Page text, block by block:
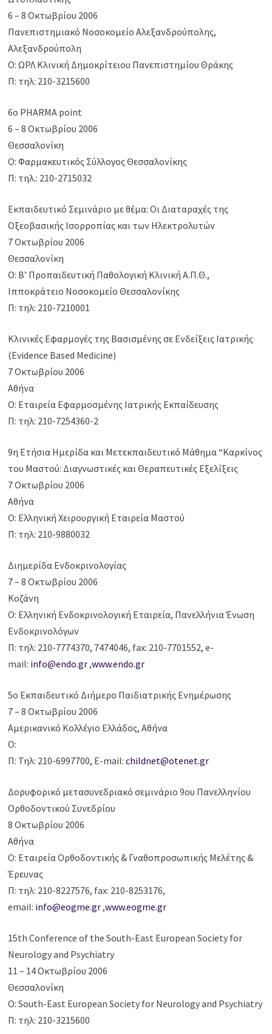
6 – 8 Οκτωβρίου 2006
Πανεπιστημιακό Νοσοκομείο Αλεξανδρούπολης,
Αλεξανδρούπολη
Ο: ΩΡΛ Κλινική Δημοκρίτειου Πανεπιστημίου Θράκης
Π: τηλ: 210-3215600
6ο PHARMA point
6 – 8 Οκτωβρίου 2006
Θεσσαλονίκη
Ο: Φαρμακευτικός Σύλλογος Θεσσαλονίκης
Π: τηλ.: 210-2715032
Εκπαιδευτικό Σεμινάριο με θέμα: Οι Διαταραχές της
Οξεοβασικής Ισορροπίας και των Ηλεκτρολυτών
7 Οκτωβρίου 2006
Θεσσαλονίκη
Ο: Β’ Προπαιδευτική Παθολογική Κλινική Α.Π.Θ.,
Ιπποκράτειο Νοσοκομείο Θεσσαλονίκης
Π: τηλ: 210-7210001
Κλινικές Εφαρμογές της Βασισμένης σε Ενδείξεις Ιατρικής
(Evidence Based Medicine)
7 Οκτωβρίου 2006
Αθήνα
Ο: Εταιρεία Εφαρμοσμένης Ιατρικής Εκπαίδευσης
Π: τηλ: 210-7254360-2
9η Ετήσια Ημερίδα και Μετεκπαιδευτικό Μάθημα “Καρκίνος
του Μαστού: Διαγνωστικές και Θεραπευτικές Εξελίξεις
7 Οκτωβρίου 2006
Αθήνα
Ο: Ελληνική Χειρουργική Εταιρεία Μαστού
Π: τηλ: 210-9880032
Διημερίδα Ενδοκρινολογίας
7 – 8 Οκτωβρίου 2006
Κοζάνη
Ο: Ελληνική Ενδοκρινολογική Εταιρεία, Πανελλήνια Ένωση
Ενδοκρινολόγων
Π: τηλ: 210-7774370, 7474046, fax: 210-7701552, e-
mail: info@endo.gr,www.endo.gr
5ο Εκπαιδευτικό Διήμερο Παιδιατρικής Ενημέρωσης
7 – 8 Οκτωβρίου 2006
Αμερικανικό Κολλέγιο Ελλάδος, Αθήνα
Ο:
Π: Τηλ: 210-6997700, E-mail:childnet@otenet.gr
Δορυφορικό μετασυνεδριακό σεμινάριο 9ου Πανελληνίου
Ορθοδοντικού Συνεδρίου
8 Οκτωβρίου 2006
Αθήνα
Ο: Εταιρεία Ορθοδοντικής & Γναθοπροσωπικής Μελέτης &
Έρευνας
Π: τηλ: 210-8227576, fax: 210-8253176,
email: info@eogme.gr,www.eogme.gr
15th Conference of the South-East European Society for
Neurology and Psychiatry
11 – 14 Οκτωβρίου 2006
Θεσσαλονίκη
Ο: South-East European Society for Neurology and Psychiatry
Π: τηλ: 210-3215600